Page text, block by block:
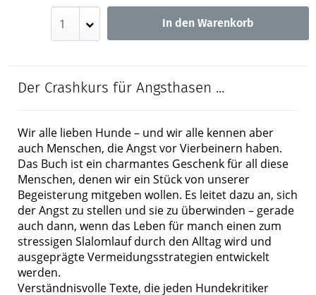
In den Warenkorb
Der Crashkurs für Angsthasen ...
Wir alle lieben Hunde – und wir alle kennen aber
auch Menschen, die Angst vor Vierbeinern haben.
Das Buch ist ein charmantes Geschenk für all diese
Menschen, denen wir ein Stück von unserer
Begeisterung mitgeben wollen. Es leitet dazu an, sich
der Angst zu stellen und sie zu überwinden – gerade
auch dann, wenn das Leben für manch einen zum
stressigen Slalomlauf durch den Alltag wird und
ausgeprägte Vermeidungsstrategien entwickelt
werden.
Verständnisvolle Texte, die jeden Hundekritiker